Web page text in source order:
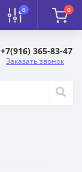
0 0
+7(916) 365-83-47
Заказать звонок